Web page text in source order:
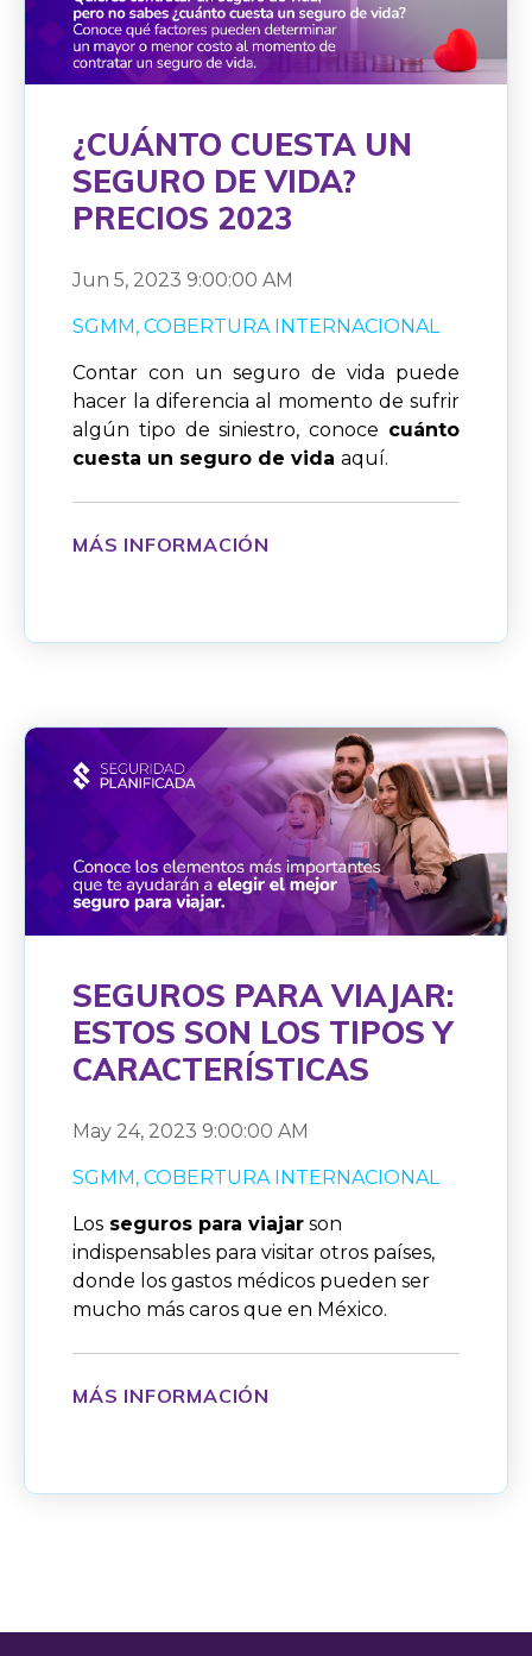
¿CUÁNTO CUESTA UN
SEGURO DE VIDA?
PRECIOS 2023
Jun 5, 2023 9:00:00 AM
SGMM COBERTURA INTERNACIONAL
Contar con un seguro de vida puede
hacer la diferencia al momento de sufrir
algún tipo de siniestro, conoce cuánto
cuesta un seguro de vida aquí.
MÁS INFORMACIÓN
SEGUROS PARA VIAJAR:
ESTOS SON LOS TIPOS Y
CARACTERÍSTICAS
May 24, 2023 9:00:00 AM
SGMM COBERTURA INTERNACIONAL
Los seguros para viajar son
indispensables para visitar otros países,
donde los gastos médicos pueden ser
mucho más caros que en México.
MÁS INFORMACIÓN